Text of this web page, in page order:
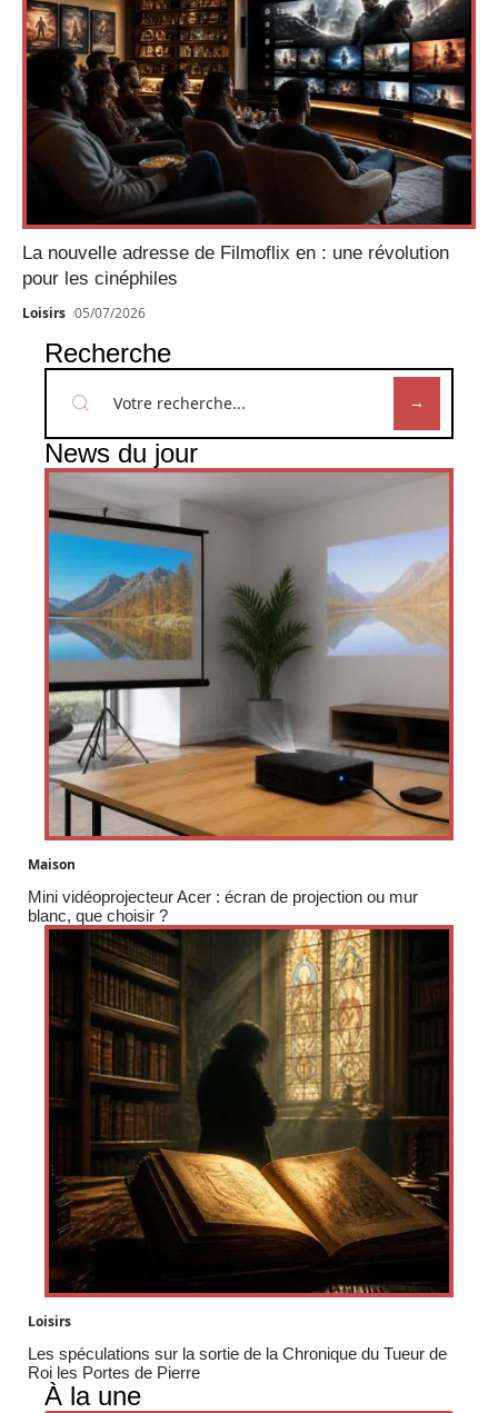
La nouvelle adresse de Filmoflix en : une révolution
pour les cinéphiles
Loisirs 05/07/2026
Recherche
News du jour
Maison
Mini vidéoprojecteur Acer : écran de projection ou mur
blanc, que choisir ?
Loisirs
Les spéculations sur la sortie de la Chronique du Tueur de
Roi les Portes de Pierre
À la une